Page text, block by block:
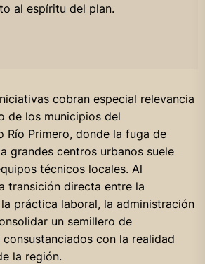
al espíritu del plan.
cobran especial relevancia
de los municipios del
Río Primero, donde la fuga de
grandes centros urbanos suele
técnicos locales. Al
transición directa entre la
práctica laboral, la administración
un semillero de
con la realidad
la región.